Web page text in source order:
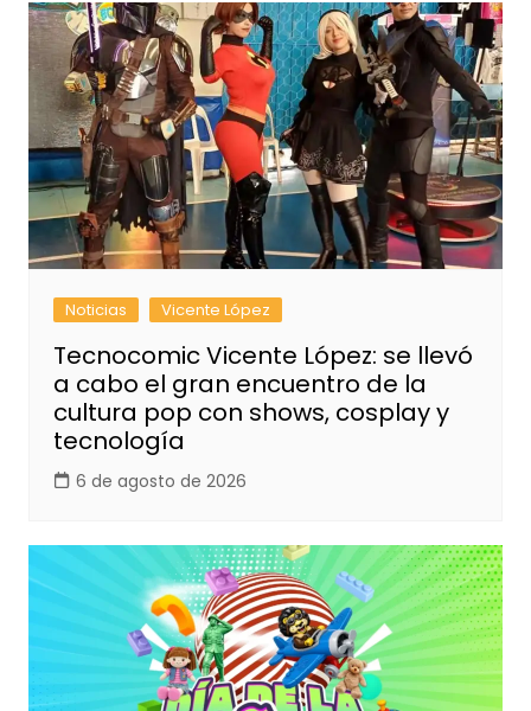
Noticias Vicente López
Tecnocomic Vicente López: se llevó
a cabo el gran encuentro de la
cultura pop con shows, cosplay y
tecnología
6 de agosto de 2026